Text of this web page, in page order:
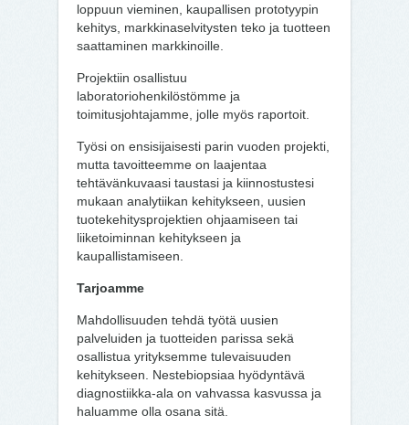
loppuun vieminen, kaupallisen prototyypin
kehitys, markkinaselvitysten teko ja tuotteen
saattaminen markkinoille.
Projektiin osallistuu
laboratoriohenkilöstömme ja
toimitusjohtajamme, jolle myös raportoit.
Työsi on ensisijaisesti parin vuoden projekti,
mutta tavoitteemme on laajentaa
tehtävänkuvaasi taustasi ja kiinnostustesi
mukaan analytiikan kehitykseen, uusien
tuotekehitysprojektien ohjaamiseen tai
liiketoiminnan kehitykseen ja
kaupallistamiseen.
Tarjoamme
Mahdollisuuden tehdä työtä uusien
palveluiden ja tuotteiden parissa sekä
osallistua yrityksemme tulevaisuuden
kehitykseen. Nestebiopsiaa hyödyntävä
diagnostiikka-ala on vahvassa kasvussa ja
haluamme olla osana sitä.